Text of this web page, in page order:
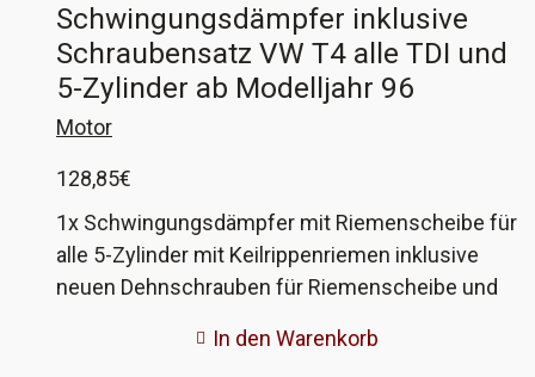
Schwingungsdämpfer inklusive
Schraubensatz VW T4 alle TDI und
5-Zylinder ab Modelljahr 96
Motor
128,85€
1x Schwingungsdämpfer mit Riemenscheibe für
alle 5-Zylinder mit Keilrippenriemen inklusive
neuen Dehnschrauben für Riemenscheibe und
Schwingungsdämpfer mit
In den Warenkorb